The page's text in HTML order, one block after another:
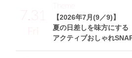
7.31
Fri
【2026年7月(9／9)】
夏の日差しを味方にする
アクティブおしゃれ
Theme